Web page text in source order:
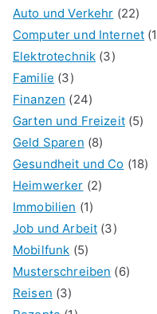
Auto und Verkehr (22)
Computer und Internet
Elektrotechnik (3)
Familie (3)
Finanzen (24)
Garten und Freizeit(5)
Geld Sparen (8)
Gesundheit und Co (18)
Heimwerker (2)
Immobilien (1)
Job und Arbeit (3)
Mobilfunk (5)
Musterschreiben (6)
Reisen (3)